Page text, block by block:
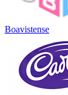
Boavistense